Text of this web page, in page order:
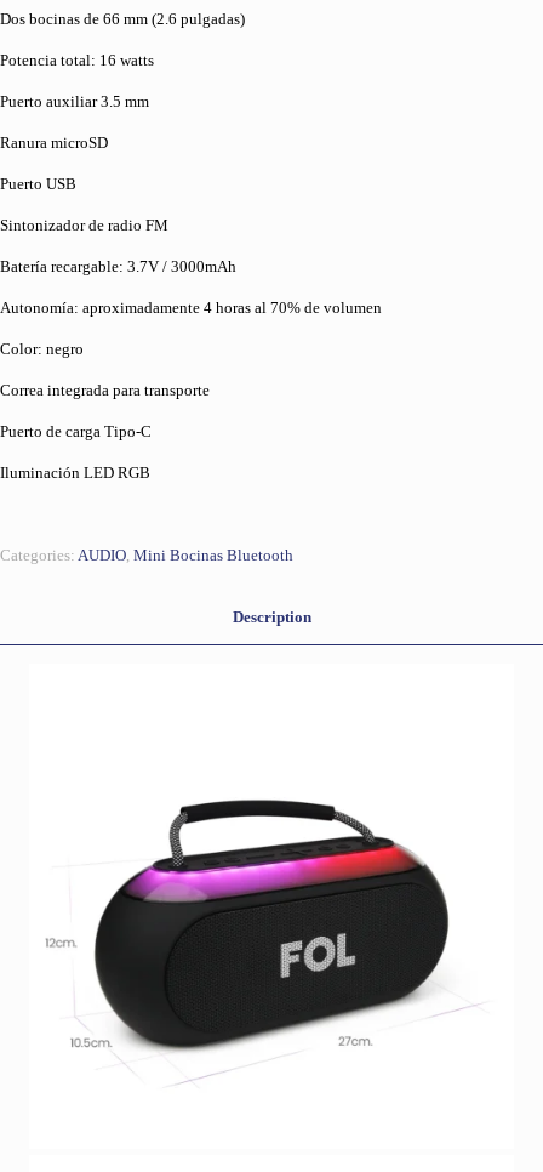
Dos bocinas de 66 mm (2.6 pulgadas)
Potencia total: 16 watts
Puerto auxiliar 3.5 mm
Ranura microSD
Puerto USB
Sintonizador de radio FM
Batería recargable: 3.7V / 3000mAh
Autonomía: aproximadamente 4 horas al 70% de volumen
Color: negro
Correa integrada para transporte
Puerto de carga Tipo-C
Iluminación LED RGB
Categories: AUDIO, Mini Bocinas Bluetooth
Description